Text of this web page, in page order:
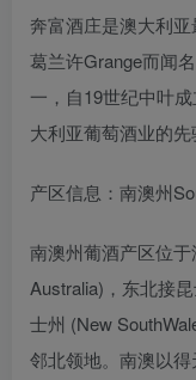
奔富酒庄是澳大利
葛兰许Grange而闻
一，自19世纪中叶
大利亚葡萄酒业的先
产区信息：南澳州
南澳州葡酒产区位
Australia)，东北接
士州 (New
邻北领地。南澳以